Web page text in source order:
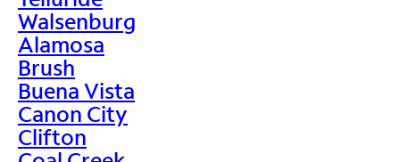
Walsenburg
Alamosa
Brush
Buena Vista
Canon City
Clifton